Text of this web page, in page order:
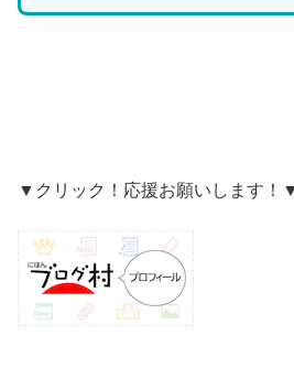
▼クリック！応援お願いします！